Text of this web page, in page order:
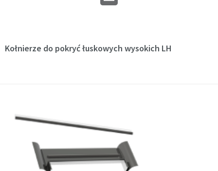
Kołnierze do pokryć łuskowych wysokich LH